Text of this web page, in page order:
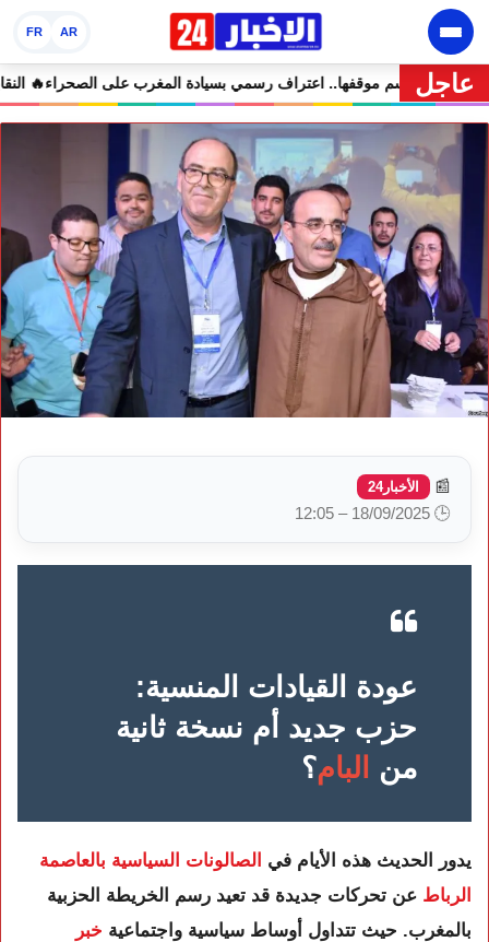
AR
FR
عاجل
التعليقات الساخرة🔥 كولومبيا تحسم موقفها.. اعتراف رسمي بسيادة
📰 الأخبار24
🕒 18/09/2025 – 12:05
عودة القيادات المنسية:
حزب جديد أم نسخة ثانية
من
البام؟
يدور الحديث هذه الأيام في الصالونات السياسية بالعاصمة
الرباط عن تحركات جديدة قد تعيد رسم الخريطة الحزبية
بالمغرب. حيث تتداول أوساط سياسية واجتماعية خبر